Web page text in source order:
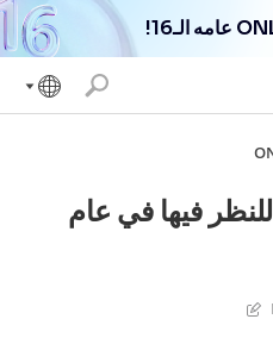
أفضل 14 محرر PDF للنظر فيها في عام